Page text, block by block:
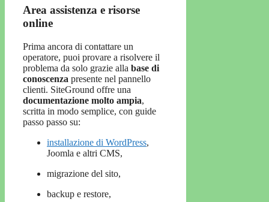
Area assistenza e risorse
online
Prima ancora di contattare un
operatore, puoi provare a risolvere il
problema da solo grazie alla base di
conoscenza presente nel pannello
clienti. SiteGround offre una
documentazione molto ampia,
scritta in modo semplice, con guide
passo passo su:
installazione di WordPress,
Joomla e altri CMS,
migrazione del sito,
backup e restore,